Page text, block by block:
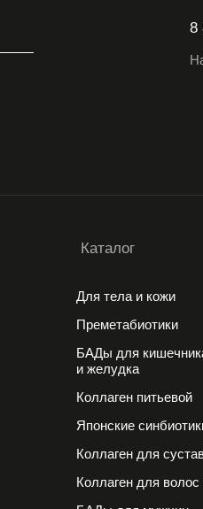
Каталог
Для тела и кожи
Преметабиотики
БАДы для
и желудка
Коллаген питьевой
Японские
Коллаген для
Коллаген для волос
8